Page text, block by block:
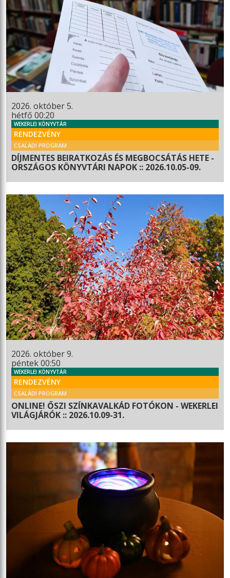
2026. október 5.
hétfő 00:20
WEKERLEI KÖNYVTÁR
RENDEZVÉNY
CSALÁDI PROGRAM
DÍJMENTES BEIRATKOZÁS ÉS MEGBOCSÁTÁS HETE -
ORSZÁGOS KÖNYVTÁRI NAPOK :: 2026.10.05-09.
2026. október 9.
péntek 00:50
WEKERLEI KÖNYVTÁR
RENDEZVÉNY
CSALÁDI PROGRAM
ONLINE! ŐSZI SZÍNKAVALKÁD FOTÓKON - WEKERLEI
VILÁGJÁRÓK :: 2026.10.09-31.